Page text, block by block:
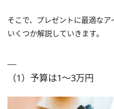
そこで、プレゼントに最適な
いくつか解説していきます。
（1）予算は1～3万円